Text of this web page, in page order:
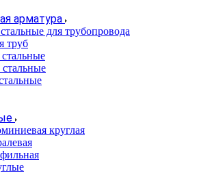
арматура
для трубопровода
труб
круглая